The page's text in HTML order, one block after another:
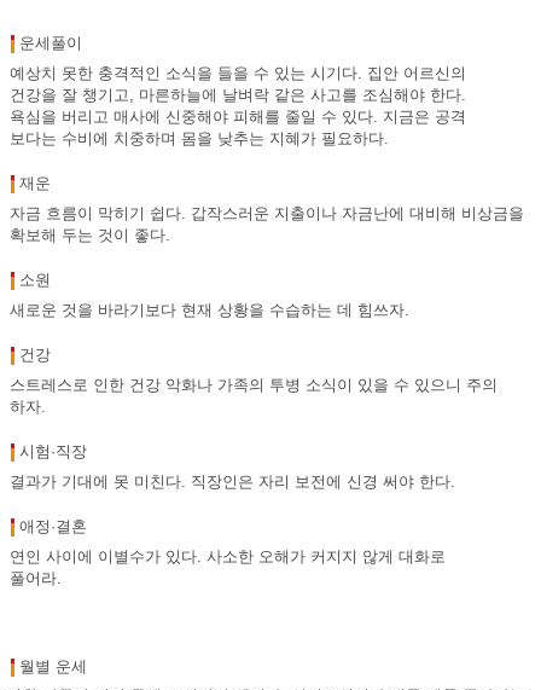
운세풀이
예상치 못한 충격적인 소식을 들을 수 있는 시기다. 집안 어르신의
건강을 잘 챙기고, 마른하늘에 날벼락 같은 사고를 조심해야 한다.
욕심을 버리고 매사에 신중해야 피해를 줄일 수 있다. 지금은 공격
보다는 수비에 치중하며 몸을 낮추는 지혜가 필요하다.
재운
자금 흐름이 막히기 쉽다. 갑작스러운 지출이나 자금난에 대비해 비상금을
확보해 두는 것이 좋다.
소원
새로운 것을 바라기보다 현재 상황을 수습하는 데 힘쓰자.
건강
스트레스로 인한 건강 악화나 가족의 투병 소식이 있을 수 있으니 주의
하자.
시험·직장
결과가 기대에 못 미친다. 직장인은 자리 보전에 신경 써야 한다.
애정·결혼
연인 사이에 이별수가 있다. 사소한 오해가 커지지 않게 대화로
풀어라.
월별 운세